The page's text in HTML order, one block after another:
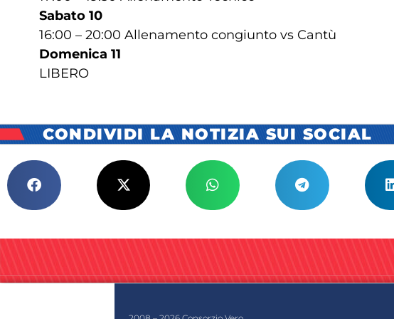
Sabato 10
16:00 – 20:00 Allenamento congiunto vs Cantù
Domenica 11
LIBERO
CONDIVIDI LA NOTIZIA SUI SOCIAL